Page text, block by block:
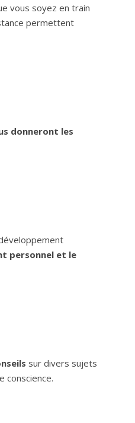
vous soyez en train
permettent
donneront les
personnel et le
sur divers sujets
conscience.